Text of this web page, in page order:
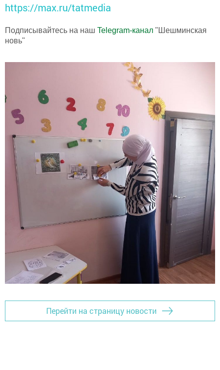
https://max.ru/tatmedia
Подписывайтесь на наш Telegram-канал "Шешминская
новь"
Перейти на страницу новости